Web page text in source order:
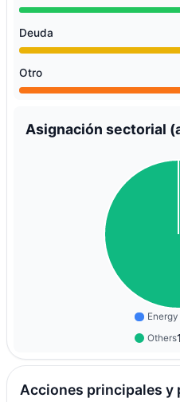
Deuda
Otro
Asignación sectorial
Energy
Others
Acciones principales y